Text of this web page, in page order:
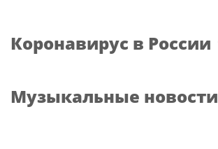
Коронавирус в России
Музыкальные новости